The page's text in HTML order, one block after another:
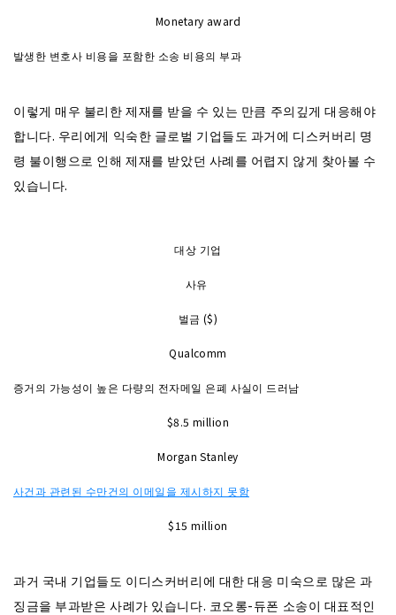
Monetary award
발생한 변호사 비용을 포함한 소송 비용의 부과
이렇게 매우 불리한 제재를 받을 수 있는 만큼 주의깊게 대응해야
합니다. 우리에게 익숙한 글로벌 기업들도 과거에 디스커버리 명
령 불이행으로 인해 제재를 받았던 사례를 어렵지 않게 찾아볼 수
있습니다.
대상 기업
사유
벌금 ($)
Qualcomm
증거의 가능성이 높은 다량의 전자메일 은폐 사실이 드러남
$8.5 million
Morgan Stanley
사건과 관련된 수만건의 이메일을 제시하지 못함
$15 million
과거 국내 기업들도 이디스커버리에 대한 대응 미숙으로 많은 과
징금을 부과받은 사례가 있습니다. 코오롱-듀폰 소송이 대표적인